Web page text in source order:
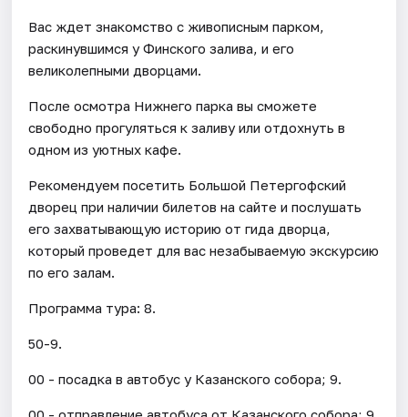
Вас ждет знакомство с живописным парком,
раскинувшимся у Финского залива, и его
великолепными дворцами.
После осмотра Нижнего парка вы сможете
свободно прогуляться к заливу или отдохнуть в
одном из уютных кафе.
Рекомендуем посетить Большой Петергофский
дворец при наличии билетов на сайте и послушать
его захватывающую историю от гида дворца,
который проведет для вас незабываемую экскурсию
по его залам.
Программа тура: 8.
50-9.
00 - посадка в автобус у Казанского собора; 9.